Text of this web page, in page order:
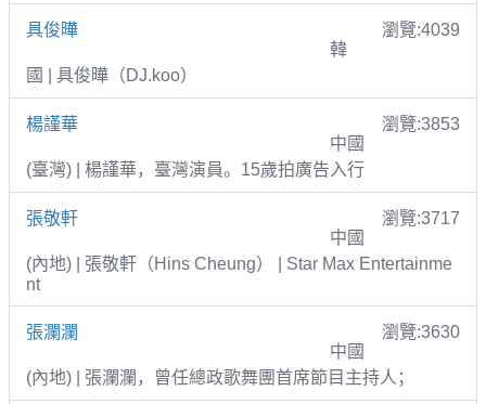
具俊曄
瀏覽:4039
韓
國 | 具俊曄（DJ.koo）
楊謹華
瀏覽:3853
中國
(臺灣) | 楊謹華，臺灣演員。15歲拍廣告入行
張敬軒
瀏覽:3717
中國
(內地) | 張敬軒（Hins Cheung） | Star Max Entertainme
nt
張瀾瀾
瀏覽:3630
中國
(內地) | 張瀾瀾，曾任總政歌舞團首席節目主持人；